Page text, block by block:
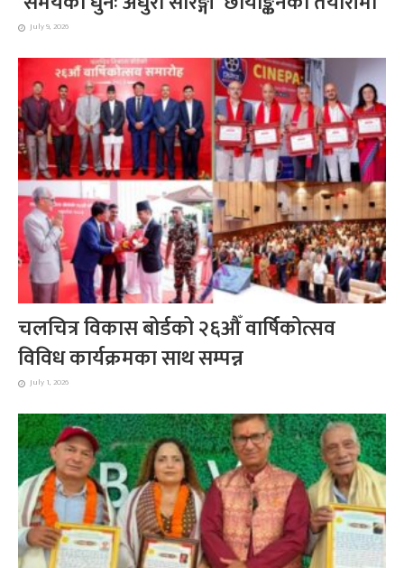
July 9, 2026
चलचित्र विकास बोर्डको २६औँ वार्षिकोत्सव
विविध कार्यक्रमका साथ सम्पन्न
July 1, 2026